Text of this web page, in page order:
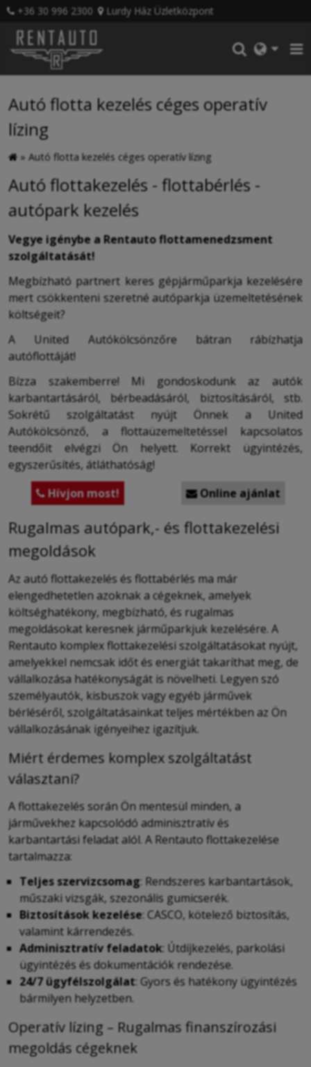
+36 30 996 2300 Lurdy Ház Üzletközpont
Autó flotta kezelés céges operatív
lízing
» Autó flotta kezelés céges operatív lízing
Autó flottakezelés - flottabérlés -
autópark kezelés
Vegye igénybe a Rentauto flottamenedzsment
szolgáltatását!
Megbízható partnert keres gépjárműparkja kezelésére
mert csökkenteni szeretné autóparkja üzemeltetésének
költségeit?
A United Autókölcsönzőre bátran rábízhatja
autóflottáját!
Bízza szakemberre! Mi gondoskodunk az autók
karbantartásáról, bérbeadásáról, biztosításáról, stb.
Sokrétű szolgáltatást nyújt Önnek a United
Autókölcsönző, a flottaüzemeltetéssel kapcsolatos
teendőit elvégzi Ön helyett. Korrekt ügyintézés,
egyszerűsítés, átláthatóság!
 Hívjon most!  Online ajánlat
Rugalmas autópark,- és flottakezelési
megoldások
Az autó flottakezelés és flottabérlés ma már
elengedhetetlen azoknak a cégeknek, amelyek
költséghatékony, megbízható, és rugalmas
megoldásokat keresnek járműparkjuk kezelésére. A
Rentauto komplex flottakezelési szolgáltatásokat nyújt,
amelyekkel nemcsak időt és energiát takaríthat meg, de
vállalkozása hatékonyságát is növelheti. Legyen szó
személyautók, kisbuszok vagy egyéb járművek
bérléséről, szolgáltatásainkat teljes mértékben az Ön
vállalkozásának igényeihez igazítjuk.
Miért érdemes komplex szolgáltatást
választani?
A flottakezelés során Ön mentesül minden, a
járművekhez kapcsolódó adminisztratív és
karbantartási feladat alól. A Rentauto flottakezelése
tartalmazza:
Teljes szervizcsomag: Rendszeres karbantartások,
műszaki vizsgák, szezonális gumicserék.
Biztosítások kezelése: CASCO, kötelező biztosítás,
valamint kárrendezés.
Adminisztratív feladatok: Útdíjkezelés, parkolási
ügyintézés és dokumentációk rendezése.
24/7 ügyfélszolgálat: Gyors és hatékony ügyintézés
bármilyen helyzetben.
Operatív lízing – Rugalmas finanszírozási
megoldás cégeknek